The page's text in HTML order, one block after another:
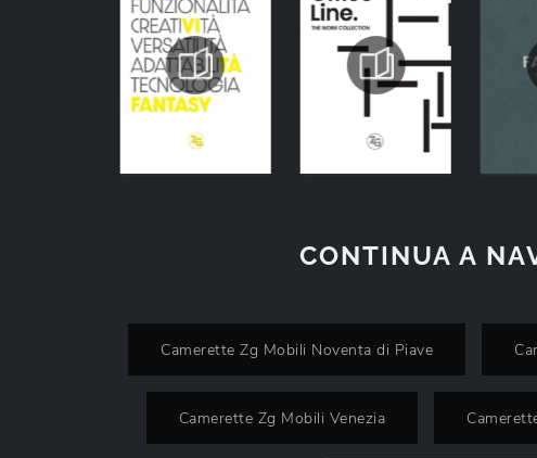
CONTINUA A
Camerette Zg Mobili Noventa di Piave
Camerette Zg Mobili Venezia